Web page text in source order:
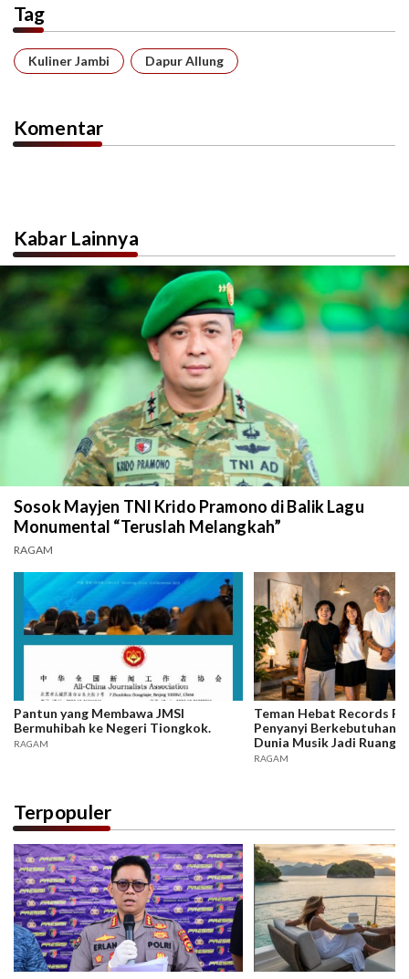
Tag
Kuliner Jambi Dapur Allung
Komentar
Kabar Lainnya
Sosok Mayjen TNI Krido Pramono di Balik Lagu
Monumental “Teruslah Melangkah”
RAGAM
Pantun yang Membawa JMSI
Bermuhibah ke Negeri Tiongkok.
RAGAM
Teman Hebat Records
Penyanyi Berkebutuhan
Dunia Musik Jadi Ruang
Berkarya
RAGAM
Terpopuler